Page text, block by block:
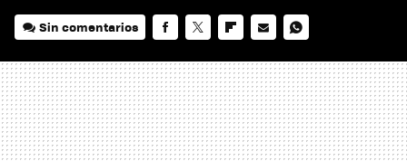
Sin comentarios
MAIL